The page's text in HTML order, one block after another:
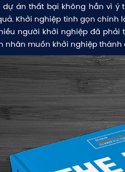
dự án thất bại không hẳn vì
Khởi nghiệp tinh gọn chính
người khởi nghiệp đã
nhân muốn khởi nghiệp thành